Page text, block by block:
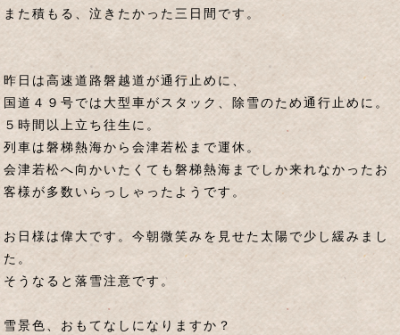
また積もる、泣きたかった三日間です。
昨日は高速道路磐越道が通行止めに、
国道４９号では大型車がスタック、除雪のため通行止めに。
５時間以上立ち往生に。
列車は磐梯熱海から会津若松まで運休。
会津若松へ向かいたくても磐梯熱海までしか来れなかったお
客様が多数いらっしゃったようです。
お日様は偉大です。今朝微笑みを見せた太陽で少し緩みまし
た。
そうなると落雪注意です。
雪景色、おもてなしになりますか？